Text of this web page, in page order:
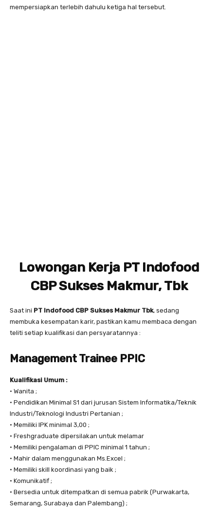
mempersiapkan terlebih dahulu ketiga hal tersebut.
Lowongan Kerja PT Indofood
CBP Sukses Makmur, Tbk
Saat ini PT Indofood CBP Sukses Makmur Tbk, sedang
membuka kesempatan karir, pastikan kamu membaca dengan
teliti setiap kualifikasi dan persyaratannya :
Management Trainee PPIC
Kualifikasi Umum :
• Wanita ;
• Pendidikan Minimal S1 dari jurusan Sistem Informatika/Teknik
Industri/Teknologi Industri Pertanian ;
• Memiliki IPK minimal 3,00 ;
• Freshgraduate dipersilakan untuk melamar
• Memiliki pengalaman di PPIC minimal 1 tahun ;
• Mahir dalam menggunakan Ms.Excel ;
• Memiliki skill koordinasi yang baik ;
• Komunikatif ;
• Bersedia untuk ditempatkan di semua pabrik (Purwakarta,
Semarang, Surabaya dan Palembang) ;